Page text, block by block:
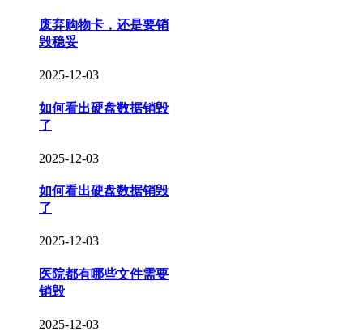
废弃购物卡，还是要销
毁稳妥
2025-12-03
如何看出硬盘数据销毁
了
2025-12-03
如何看出硬盘数据销毁
了
2025-12-03
医院都有哪些文件需要
销毁
2025-12-03